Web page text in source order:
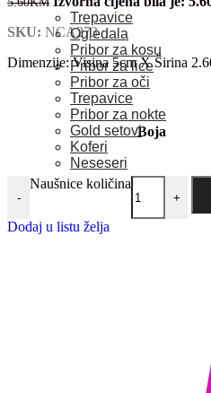
Trepavice
Ogledala
Pribor za kosu
Pribor za lice
Pribor za oči
Trepavice
Pribor za nokte
Gold setovi
Koferi
Neseseri
SKU: NCA273
Dimenzije: Visina 5cm X Širina
Boja
-
Naušnice količina
+
Dodaj u listu želja